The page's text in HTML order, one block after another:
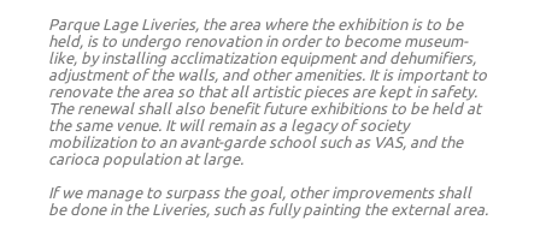
Parque Lage Liveries, the area where the exhibition is to be
held, is to undergo renovation in order to become museum-
like, by installing acclimatization equipment and dehumifiers,
adjustment of the walls, and other amenities. It is important to
renovate the area so that all artistic pieces are kept in safety.
The renewal shall also benefit future exhibitions to be held at
the same venue. It will remain as a legacy of society
mobilization to an avant-garde school such as VAS, and the
carioca population at large.
If we manage to surpass the goal, other improvements shall
be done in the Liveries, such as fully painting the external area.